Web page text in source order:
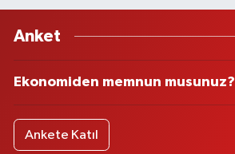
Anket
Ekonomiden memnun musunuz?
Ankete Katıl